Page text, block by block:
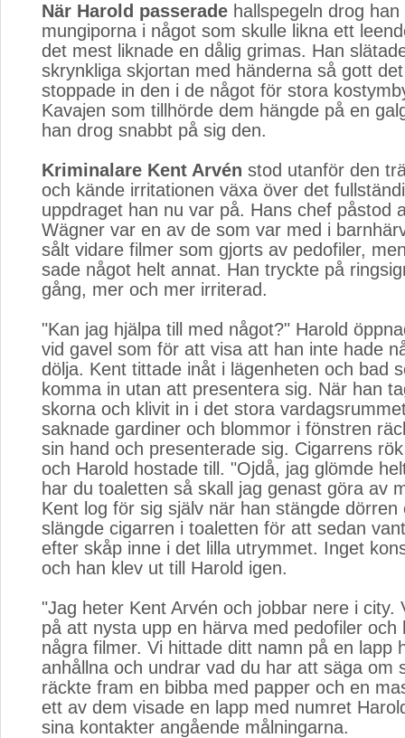
När Harold passerade hallspegeln drog han
mungiporna i något som skulle likna ett
det mest liknade en dålig grimas. Han
skrynkliga skjortan med händerna så gott
stoppade in den i de något för stora
Kavajen som tillhörde dem hängde på en
han drog snabbt på sig den.
Kriminalare Kent Arvén stod utanför den
och kände irritationen växa över det
uppdraget han nu var på. Hans chef påstod
Wägner var en av de som var med i
sålt vidare filmer som gjorts av pedofiler,
sade något helt annat. Han tryckte på
gång, mer och mer irriterad.
"Kan jag hjälpa till med något?" Harold
vid gavel som för att visa att han inte hade
dölja. Kent tittade inåt i lägenheten och bad
komma in utan att presentera sig. När han
skorna och klivit in i det stora
saknade gardiner och blommor i fönstren
sin hand och presenterade sig. Cigarrens
och Harold hostade till. "Ojdå, jag glömde
har du toaletten så skall jag genast göra av
Kent log för sig själv när han stängde dörren
slängde cigarren i toaletten för att sedan
efter skåp inne i det lilla utrymmet. Inget
och han klev ut till Harold igen.
"Jag heter Kent Arvén och jobbar nere i city.
på att nysta upp en härva med pedofiler och
några filmer. Vi hittade ditt namn på en lapp
anhållna och undrar vad du har att säga om
räckte fram en bibba med papper och en
ett av dem visade en lapp med numret
sina kontakter angående målningarna.